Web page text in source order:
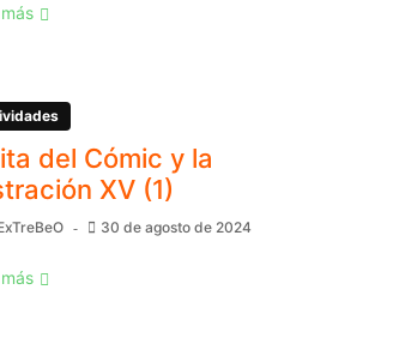
del Cómic y la
XV (1)
30 de agosto de 2024